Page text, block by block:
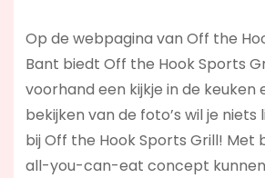
Op de webpagina van Off the
Bant biedt Off the Hook Sports
voorhand een kijkje in de keuken
bekijken van de foto’s wil je
bij Off the Hook Sports Grill! Met
all-you-can-eat concept kunnen